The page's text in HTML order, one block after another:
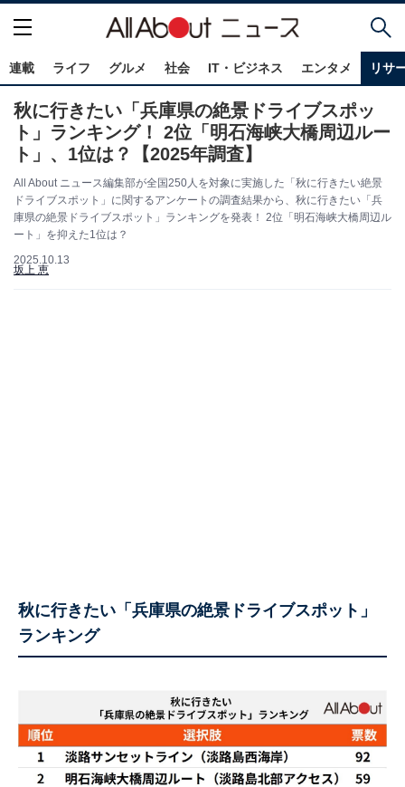
連載 ライフ グルメ 社会 IT・ビジネス エンタメ リサ
秋に行きたい「兵庫県の絶景ドライブスポッ
ト」ランキング！ 2位「明石海峡大橋周辺ルー
ト」、1位は？【2025年調査】
All About ニュース編集部が全国250人を対象に実施した「秋に行きたい絶景
ドライブスポット」に関するアンケートの調査結果から、秋に行きたい「兵
庫県の絶景ドライブスポット」ランキングを発表！ 2位「明石海峡大橋周辺ル
ート」を抑えた1位は？
2025.10.13
坂上 恵
秋に行きたい「兵庫県の絶景ドライブスポット」
ランキング